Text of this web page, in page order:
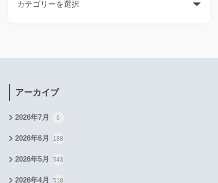
アーカイブ
2026年7月 6
2026年6月 188
2026年5月 543
2026年4月 518